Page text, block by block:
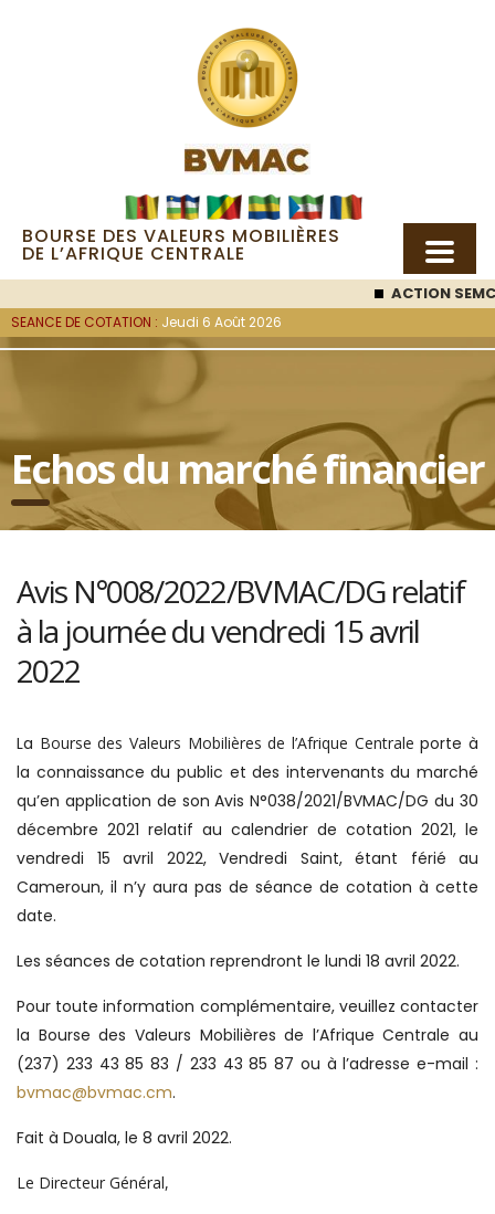
BOURSE DES VALEURS MOBILIÈRES
DE L’AFRIQUE CENTRALE
ACTION SEMC
SEANCE DE COTATION : Jeudi 6 Août 2026
Echos du marché financier
Avis N°008/2022/BVMAC/DG relatif
à la journée du vendredi 15 avril
2022
La Bourse des Valeurs Mobilières de l’Afrique Centrale porte à
la connaissance du public et des intervenants du marché
qu’en application de son Avis N°038/2021/BVMAC/DG du 30
décembre 2021 relatif au calendrier de cotation 2021, le
vendredi 15 avril 2022, Vendredi Saint, étant férié au
Cameroun, il n’y aura pas de séance de cotation à cette
date.
Les séances de cotation reprendront le lundi 18 avril 2022.
Pour toute information complémentaire, veuillez contacter
la Bourse des Valeurs Mobilières de l’Afrique Centrale au
(237) 233 43 85 83 / 233 43 85 87 ou à l’adresse e-mail :
bvmac@bvmac.cm.
Fait à Douala, le 8 avril 2022.
Le Directeur Général,